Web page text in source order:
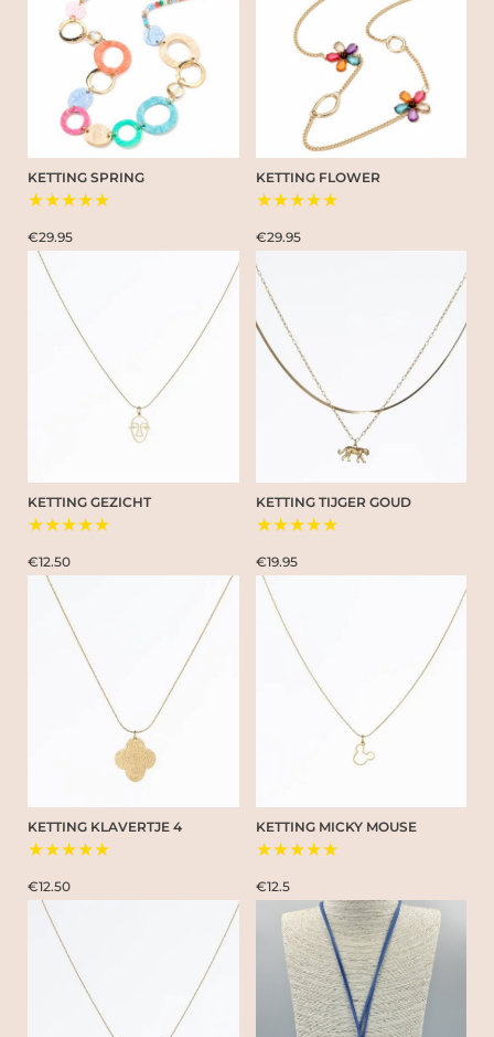
KETTING SPRING
★★★★★
€29.95
KETTING FLOWER
★★★★★
€29.95
KETTING GEZICHT
★★★★★
€12.50
KETTING TIJGER GOUD
★★★★★
€19.95
KETTING KLAVERTJE 4
★★★★★
€12.50
KETTING MICKY MOUSE
★★★★★
€12.5